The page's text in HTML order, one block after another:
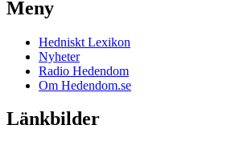
Meny
Hedniskt Lexikon
Nyheter
Radio Hedendom
Om Hedendom.se
Länkbilder